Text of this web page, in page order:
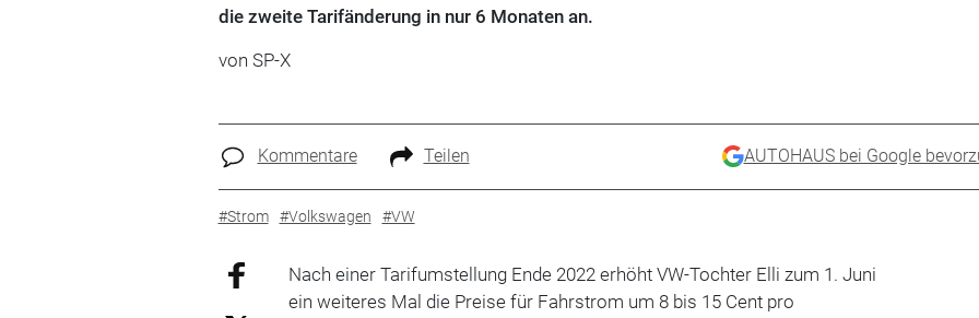
die zweite Tarifänderung in nur 6 Monaten an.
von SP-X
Kommentare Teilen AUTOHAUS bei Google
#Strom #Volkswagen #VW
Nach einer Tarifumstellung Ende 2022 erhöht VW-Tochter Elli zum 1. Juni
ein weiteres Mal die Preise für Fahrstrom um 8 bis 15 Cent pro